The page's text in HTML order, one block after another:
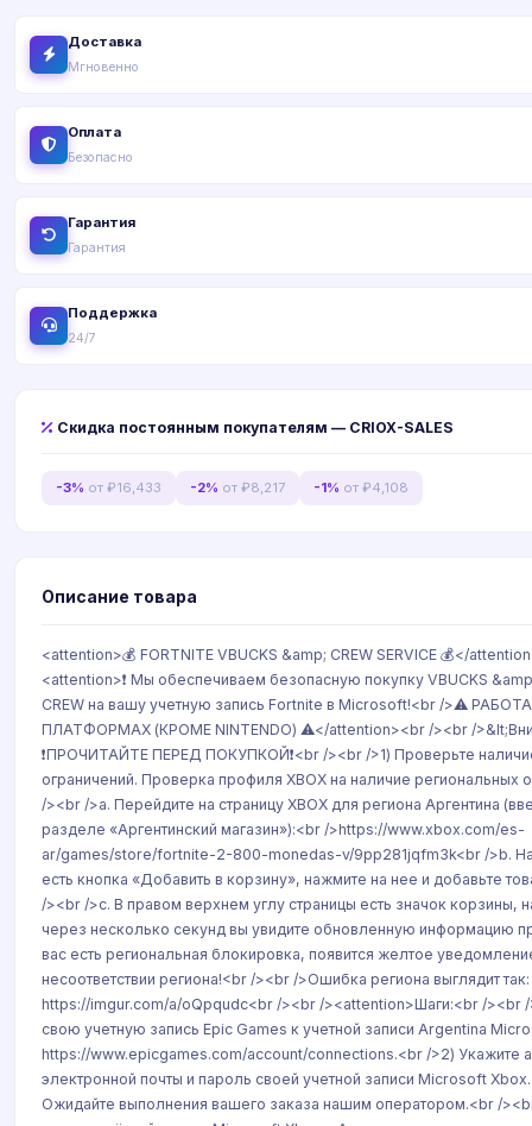
Доставка
Мгновенно
Оплата
Безопасно
Гарантия
Гарантия
Поддержка
24/7
Скидка постоянным покупателям — CRIOX-SALES
-3% от ₽16,433 -2% от ₽8,217 -1% от ₽4,108
Описание товара
<attention>💰 FORTNITE VBUCKS &amp; CREW SERVICE 💰</
<attention>❗ Мы обеспечиваем безопасную покупку VBUCKS
CREW на вашу учетную запись Fortnite в Microsoft!<br />⚠️
ПЛАТФОРМАХ (КРОМЕ NINTENDO) ⚠️</attention><br /><br /
❗ПРОЧИТАЙТЕ ПЕРЕД ПОКУПКОЙ❗<br /><br />1) Проверьте
ограничений. Проверка профиля XBOX на наличие региональных
/><br />a. Перейдите на страницу XBOX для региона Аргентина
разделе «Аргентинский магазин»):<br />https://www.xbox.com/es-
ar/games/store/fortnite-2-800-monedas-v/9pp281jqfm3k<br />b. На
есть кнопка «Добавить в корзину», нажмите на нее и добавьте
/><br />c. В правом верхнем углу страницы есть значок корзины,
через несколько секунд вы увидите обновленную информацию
вас есть региональная блокировка, появится желтое
несоответствии региона!<br /><br />Ошибка региона выглядит так:
https://imgur.com/a/oQpqudc<br /><br /><attention>Шаги:<br /><br
свою учетную запись Epic Games к учетной записи Argentina
https://www.epicgames.com/account/connections.<br />2) Укажите
электронной почты и пароль своей учетной записи Microsoft
Ожидайте выполнения вашего заказа нашим оператором.<br /